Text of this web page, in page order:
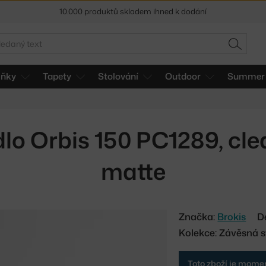
HLEDAT
Tapety Stolování Outdoor Summer
Orbis 150 PC1289,
matte
Značka: Brokis
Kolekce: Závěsná
Toto zboží je